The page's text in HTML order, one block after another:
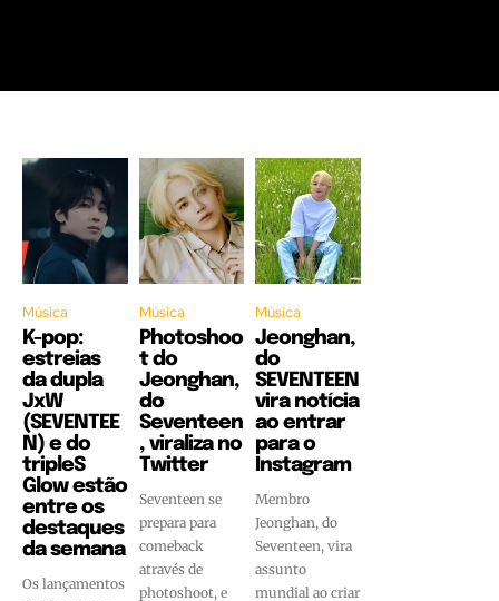
Música
K-pop:
estreias
da dupla
JxW
(SEVENTEE
N) e do
tripleS
Glow estão
entre os
destaques
da semana
Os lançamentos
Música
Photoshoo
t do
Jeonghan,
do
Seventeen
, viraliza no
Twitter
Seventeen se
prepara para
comeback
através de
photoshoot, e
Música
Jeonghan,
do
SEVENTEEN
vira notícia
ao entrar
para o
Instagram
Membro
Jeonghan, do
Seventeen, vira
assunto
mundial ao criar